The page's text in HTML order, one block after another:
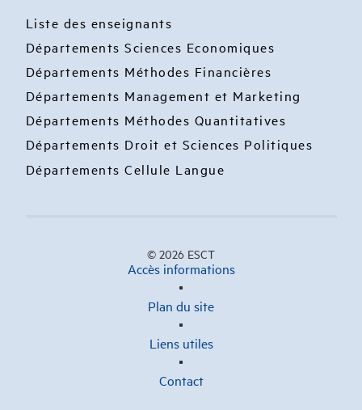
Liste des enseignants
Départements Sciences Economiques
Départements Méthodes Financières
Départements Management et Marketing
Départements Méthodes Quantitatives
Départements Droit et Sciences Politiques
Départements Cellule Langue
© 2026 ESCT
Accès informations
Plan du site
Liens utiles
Contact